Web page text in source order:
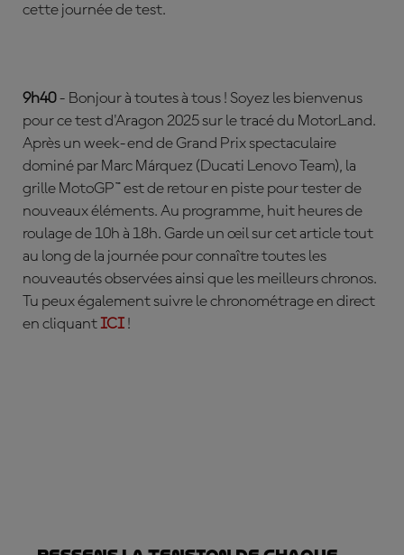
cette journée de test.
9h40- Bonjour à toutes à tous ! Soyez les bienvenus
pour ce test d'Aragon 2025 sur le tracé du MotorLand.
Après un week-end de Grand Prix spectaculaire
dominé par Marc Márquez (Ducati Lenovo Team), la
grille MotoGP™ est de retour en piste pour tester de
nouveaux éléments. Au programme, huit heures de
roulage de 10h à 18h. Garde un œil sur cet article tout
au long de la journée pour connaître toutes les
nouveautés observées ainsi que les meilleurs chronos.
Tu peux également suivre le chronométrage en direct
en cliquantICI !